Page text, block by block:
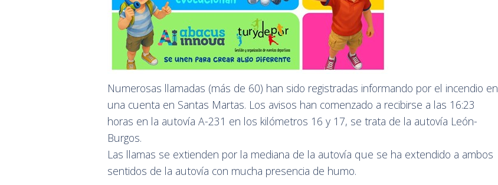
Numerosas llamadas (más de 60) han sido registradas informando por el incendio en
una cuenta en Santas Martas. Los avisos han comenzado a recibirse a las 16:23
horas en la autovía A-231 en los kilómetros 16 y 17, se trata de la autovía León-
Burgos.
Las llamas se extienden por la mediana de la autovía que se ha extendido a ambos
sentidos de la autovía con mucha presencia de humo.